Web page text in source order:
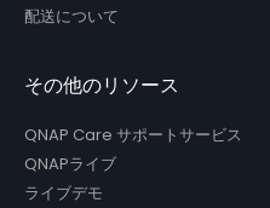
配送について
その他のリソース
QNAP Care サポートサービス
QNAPライブ
ライブデモ